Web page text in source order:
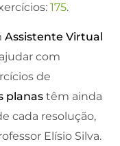
175.
Assistente Virtual
com
de
planas têm ainda
cada resolução,
Elísio Silva.